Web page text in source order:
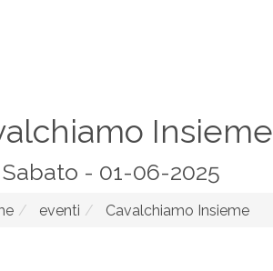
Insieme
Sabato - 01-06-2025
eventi Cavalchiamo Insieme